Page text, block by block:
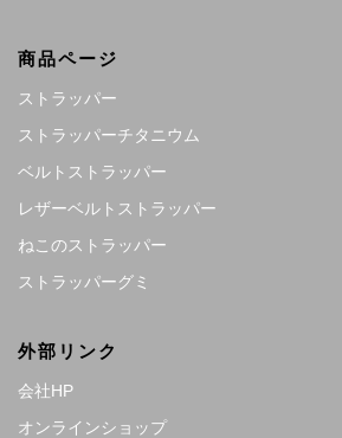
商品ページ
ストラッパー
ストラッパーチタニウム
ベルトストラッパー
レザーベルトストラッパー
ねこのストラッパー
ストラッパーグミ
外部リンク
会社HP
オンラインショップ